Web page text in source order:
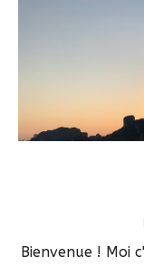
Bienvenue ! Moi